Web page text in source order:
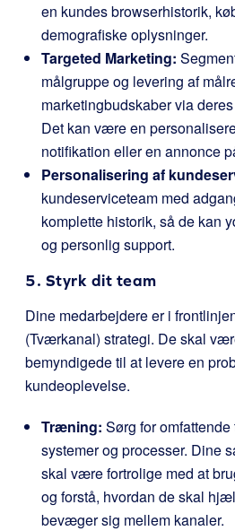
en kundes browserhistorik,
demografiske oplysninger.
Targeted Marketing:
målgruppe og levering af
marketingbudskaber via
Det kan være en
notifikation eller en annonce
Personalisering af
kundeserviceteam med
komplette historik, så de kan
og personlig support.
5. Styrk dit team
Dine medarbejdere er i
(Tværkanal) strategi. De skal
bemyndigede til at levere en
kundeoplevelse.
Træning: Sørg for
systemer og processer. Dine
skal være fortrolige med at
og forstå, hvordan de skal
bevæger sig mellem kanaler.